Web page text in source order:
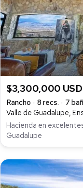
$3,300,000 USD
Rancho
8 recs. 7
Valle de Guadalupe,
Hacienda en
Guadalupe